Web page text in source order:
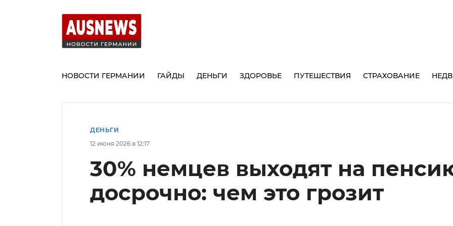
НОВОСТИ ГЕРМАНИИ ГАЙДЫ ДЕНЬГИ ЗДОРОВЬЕ ПУТЕШЕСТВИЯ СТРАХОВАНИЕ
ДЕНЬГИ
12 июня 2026 в 12:17
30% немцев выходят на
досрочно: чем это грозит